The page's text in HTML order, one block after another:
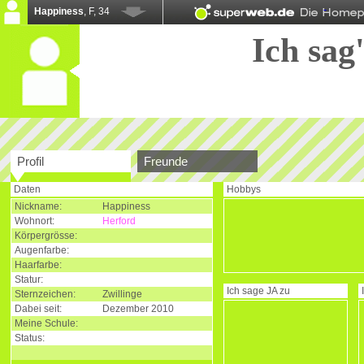
Happiness, F, 34
Ich
Profil Freunde
Daten
Nickname:
Happiness
Wohnort:
Herford
Körpergrösse:
Augenfarbe:
Haarfarbe:
Statur:
Sternzeichen:
Zwillinge
Dabei seit:
Dezember 2010
Meine Schule:
Status:
Hobbys
Ich sage JAzu